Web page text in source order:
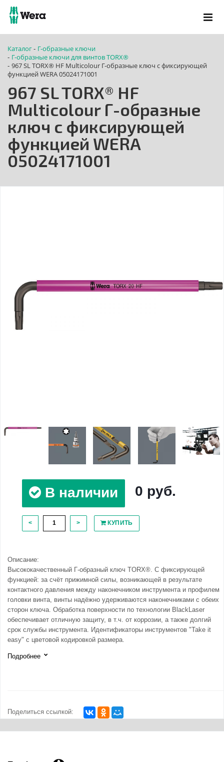
Каталог - Г-образные ключи
- Г-образные ключи для винтов TORX®
- 967 SL TORX® HF Multicolour Г-образные ключ с фиксирующей
функцией WERA 05024171001
967 SL TORX® HF
Multicolour Г-образные
ключ с фиксирующей
функцией WERA
05024171001
В наличии 0 руб.
< > КУПИТЬ
Описание:
Высококачественный Г-образный ключ TORX®. С фиксирующей
функцией: за счёт прижимной силы, возникающей в результате
контактного давления между наконечником инструмента и профилем
головки винта, винты надёжно удерживаются наконечниками с обеих
сторон ключа. Обработка поверхности по технологии BlackLaser
обеспечивает отличную защиту, в т.ч. от коррозии, а также долгий
срок службы инструмента. Идентификаторы инструментов "Take it
easy" с цветовой кодировкой размера.
Подробнее
Поделиться ссылкой: